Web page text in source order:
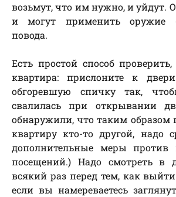
возьмут, что им нужно, и уйдут.
и могут применить оружие
повода.
Есть простой способ
квартира: прислоните к
обгоревшую спичку так,
свалилась при открывании
обнаружили, что таким образом
квартиру кто-то другой, надо
дополнительные меры против
посещений.) Надо смотреть в
всякий раз перед тем, как
если вы намереваетесь